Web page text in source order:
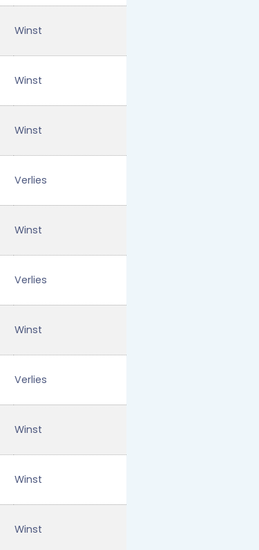
Winst
Winst
Winst
Verlies
Winst
Verlies
Winst
Verlies
Winst
Winst
Winst